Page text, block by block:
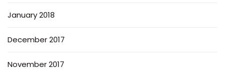
January 2018
December 2017
November 2017